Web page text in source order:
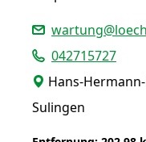
042715727
Hans-
Sulingen